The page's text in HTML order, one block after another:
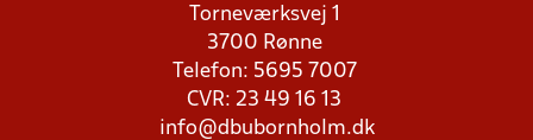
Torneværksvej 1
3700 Rønne
Telefon: 5695 7007
CVR: 23 49 16 13
info@dbubornholm.dk